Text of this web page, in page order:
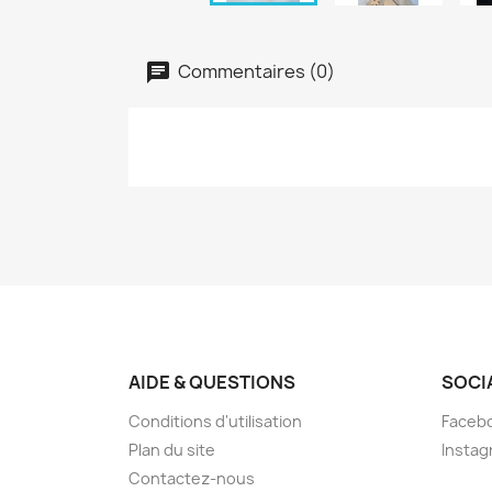
Commentaires (0)
AIDE & QUESTIONS
Conditions d'utilisation
Plan du site
Contactez-nous